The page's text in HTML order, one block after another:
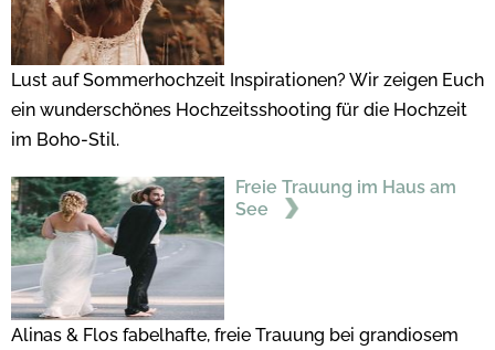
Lust auf Sommerhochzeit Inspirationen? Wir zeigen Euch
ein wunderschönes Hochzeitsshooting für die Hochzeit
im Boho-Stil.
Freie Trauung im Haus am
See
Alinas & Flos fabelhafte, freie Trauung bei grandiosem